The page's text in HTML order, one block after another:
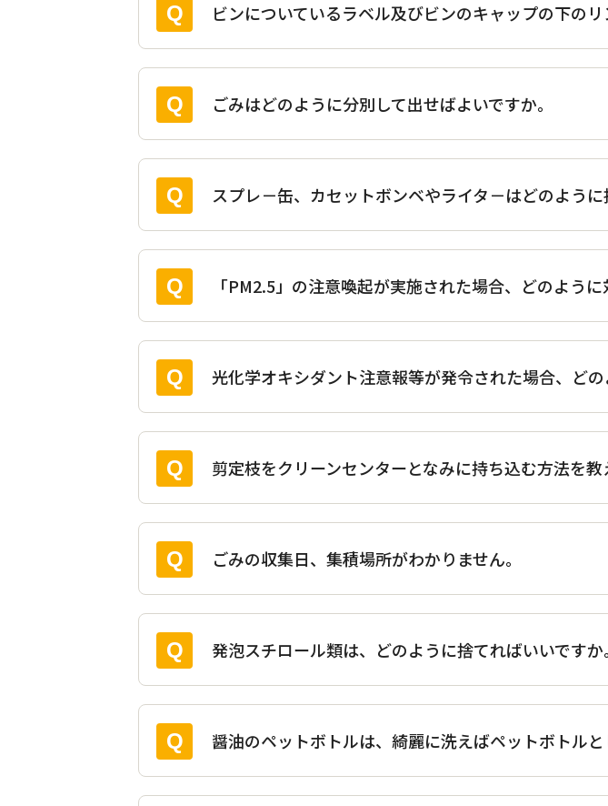
ー
ン
ビンについているラベル及びビンのキャップの下の
ごみはどのように分別して出せばよいですか。
スプレ－缶、カセットボンベやライタ－はどのように
「PM2.5」の注意喚起が実施された場合、どのよう
光化学オキシダント注意報等が発令された場合、ど
剪定枝をクリーンセンターとなみに持ち込む方法を教
ごみの収集日、集積場所がわかりません。
発泡スチロール類は、どのように捨てればいいですか。
醤油のペットボトルは、綺麗に洗えばペットボトルと